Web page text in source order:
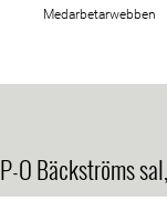
Medarbetarwebben
P-O Bäckströms